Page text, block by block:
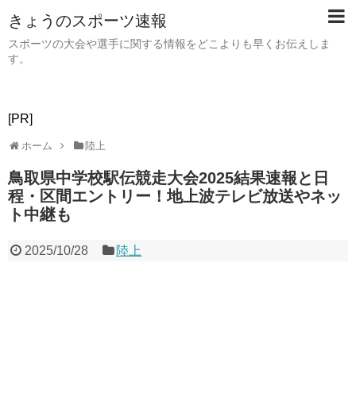
きょうのスポーツ速報
スポーツの大会や選手に関する情報をどこよりも早くお伝えしま
す。
[PR]
ホーム 陸上
鳥取県中学校駅伝競走大会2025結果速報と日
程・区間エントリー！地上波テレビ放送やネッ
ト中継も
2025/10/28 陸上